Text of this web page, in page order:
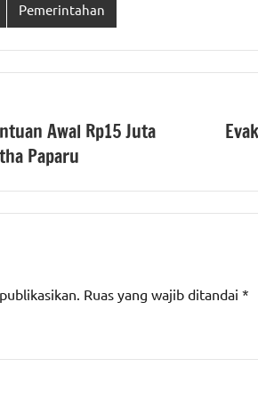
Pemerintahan
Awal Rp15 Juta
Paparu
Ruas yang wajib ditandai *